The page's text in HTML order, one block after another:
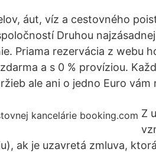
áut, víz a cestovného
Druhou
Priama rezervácia z webu
a s 0 % províziou.
ale ani o jedno Euro vám
Z
ak je uzavretá zmluva,